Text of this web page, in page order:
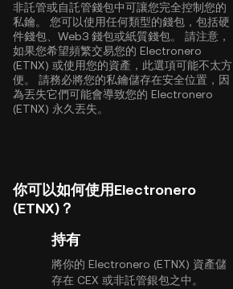
非託管或自託管錢包中可讓您完全控制您的
私鑰。 您可以使用任何類型的錢包，包括硬
件錢包、Web3 錢包或紙質錢包。 請注意，
如果您希望頻繁交易您的 Electronero
(ETNX) 或使用您的資產，此選項可能不太方
便。 請務必將您的私鑰儲存在安全位置，因
為丟失它們可能會導致您的 Electronero
(ETNX) 永久丟失。
你可以如何使用Electronero
(ETNX)？
持有
將你的 Electronero (ETNX) 資產儲
存在 CEX 或非託管銀包之中。